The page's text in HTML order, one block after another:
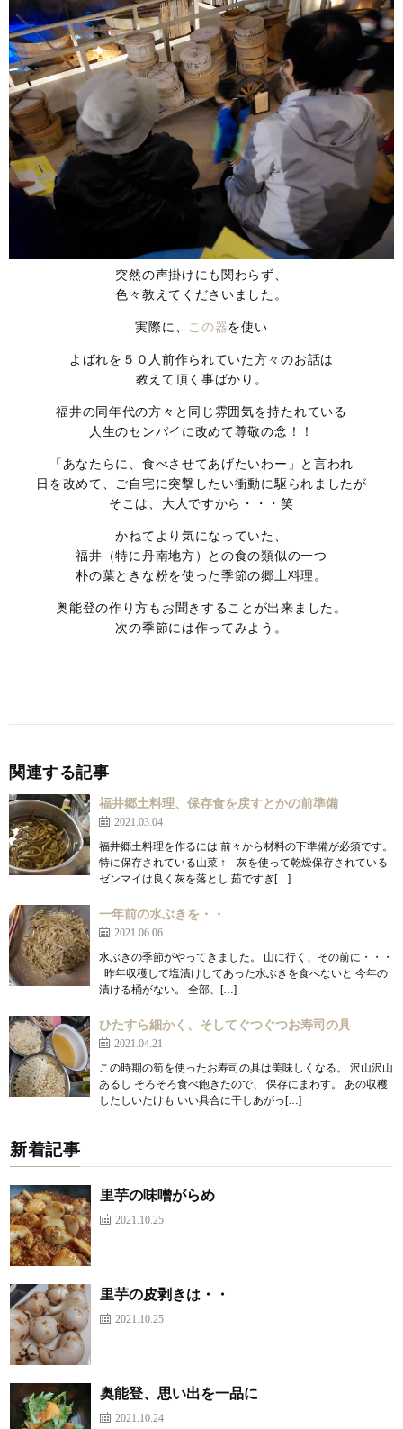
突然の声掛けにも関わらず、
色々教えてくださいました。
実際に、 この器を使い
よばれを５０人前作られていた方々のお話は
教えて頂く事ばかり。
福井の同年代の方々と同じ雰囲気を持たれている
人生のセンパイに改めて尊敬の念！！
「あなたらに、食べさせてあげたいわー」と言われ
日を改めて、ご自宅に突撃したい衝動に駆られましたが
そこは、大人ですから・・・笑
かねてより気になっていた、
福井（特に丹南地方）との食の類似の一つ
朴の葉ときな粉を使った季節の郷土料理。
奥能登の作り方もお聞きすることが出来ました。
次の季節には作ってみよう。
関連する記事
福井郷土料理、保存食を戻すとかの前準備
2021.03.04
福井郷土料理を作るには 前々から材料の下準備が必須です。
特に保存されている山菜 ↑ 灰を使って乾燥保存されている
ゼンマイは良く灰を落とし 茹ですぎ[…]
一年前の水ぶきを・・
2021.06.06
水ぶきの季節がやってきました。 山に行く、その前に・・・
昨年収穫して塩漬けしてあった水ぶきを食べないと 今年の
漬ける桶がない。 全部、[…]
ひたすら細かく、そしてぐつぐつお寿司の具
2021.04.21
この時期の筍を使ったお寿司の具は美味しくなる。 沢山沢山
あるし そろそろ食べ飽きたので、 保存にまわす。 あの収穫
したしいたけも いい具合に干しあがっ[…]
新着記事
里芋の味噌がらめ
2021.10.25
里芋の皮剥きは・・
2021.10.25
奥能登、思い出を一品に
2021.10.24